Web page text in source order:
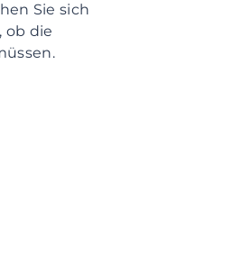
Sie sich
ob die